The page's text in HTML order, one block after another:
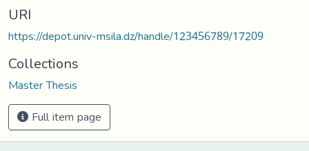
URI
https://depot.univ-msila.dz/handle/123456789/17209
Collections
Master Thesis
Full item page